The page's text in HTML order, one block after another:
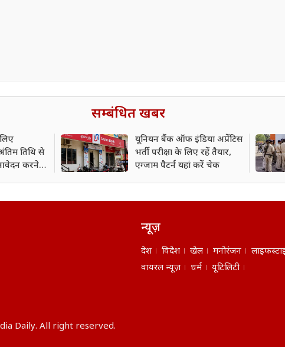
सम्बंधित खबर
तिथि से
करने
यूनियन बैंक ऑफ इंडिया अप्रेंटिस
भर्ती परीक्षा के लिए रहें तैयार,
एग्जाम पैटर्न यहां करें चेक
न्यूज़
देश विदेश खेल मनोरंजन
वायरल न्यूज़
धर्म यूटिलिटी
Daily. All right reserved.